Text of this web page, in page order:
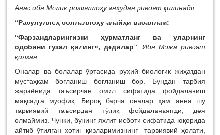
Анас ибн Молик розияллоҳу анҳудан ривоят қилинади:
“Расулуллоҳ соллаллоҳу алайҳи васаллам:
“Фарзандларингизни ҳурматланг ва уларнинг
одобини гўзал қилинг», дедилар”. Ибн Можа ривоят
қилган.
Оналар ва болалар ўртасида руҳий биологик жиҳатдан
мустаҳкам боғланиш боғланиш бор. Бундан тарбия
жараёнида таъсирчан омил сифатида фойдаланиш
мақсадга муофиқ. Бироқ барча оналар ҳам анна шу
тарвиявий таъсирдан тўлиқ фойдаланаяпди, дея
олмаймиз. Чунки, бунинг яхлит исботи сифатида юқорида
айтиб ўтилган хотин қизларимизнинг тарвиявий ҳолати,